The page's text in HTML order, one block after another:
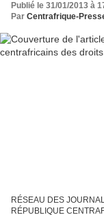
Publié le 31/01/2013 à
Par Centrafrique-
RÉSEAU DES
RÉPUBLIQUE